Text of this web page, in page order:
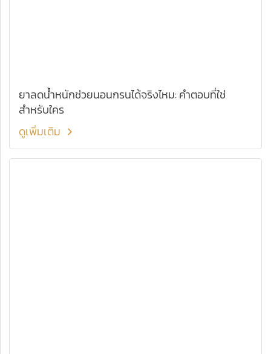
ยาลดน้ำหนักช่วยนอนกรนได้จริงไหม: คำตอบที่ใช่
สำหรับใคร
ดูเพิ่มเติม